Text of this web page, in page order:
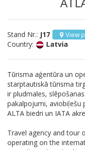
Stand Nr.: J17 View
Country: Latvia
Tūrisma aģentūra un
starptautiskā tūrisma
ir pludmales,
pakalpojumi, aviobiļešu
ALTA biedri un IATA
Travel agency and tour
operating on the